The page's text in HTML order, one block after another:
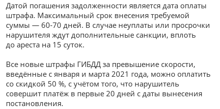
Датой погашения задолженности является дата оплаты
штрафа. Максимальный срок внесения требуемой
суммы — 60-70 дней. В случае неуплаты или просрочки
нарушителя ждут дополнительные санкции, вплоть
до ареста на 15 суток.
Все новые штрафы ГИБДД за превышение скорости,
введённые с января и марта 2021 года, можно оплатить
со скидкой 50 %, с учётом того, что нарушитель
совершит платёж в первые 20 дней с даты вынесения
постановления.